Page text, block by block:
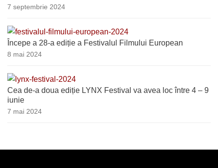
7 septembrie 2024
Începe a 28-a ediție a Festivalul Filmului European
8 mai 2024
Cea de-a doua ediție LYNX Festival va avea loc între 4 – 9
iunie
7 mai 2024